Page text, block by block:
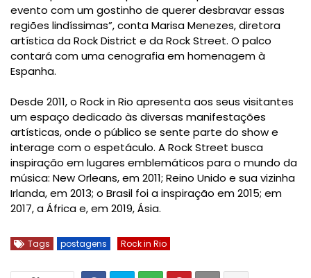
evento com um gostinho de querer desbravar essas
regiões lindíssimas”, conta Marisa Menezes, diretora
artística da Rock District e da Rock Street. O palco
contará com uma cenografia em homenagem à
Espanha.
Desde 2011, o Rock in Rio apresenta aos seus visitantes
um espaço dedicado às diversas manifestações
artísticas, onde o público se sente parte do show e
interage com o espetáculo. A Rock Street busca
inspiração em lugares emblemáticos para o mundo da
música: New Orleans, em 2011; Reino Unido e sua vizinha
Irlanda, em 2013; o Brasil foi a inspiração em 2015; em
2017, a África e, em 2019, Ásia.
Tags postagens Rock in Rio